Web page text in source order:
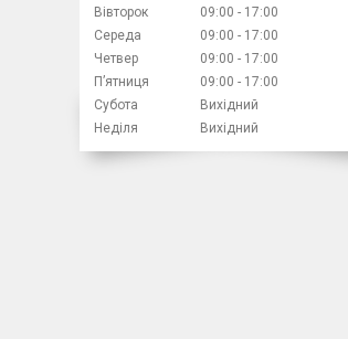
Вівторок
09:00
17:00
Середа
09:00
17:00
Четвер
09:00
17:00
Пʼятниця
09:00
17:00
Субота
Вихідний
Неділя
Вихідний